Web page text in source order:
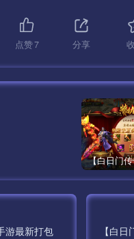
点赞7 分享
游最新打包
【白